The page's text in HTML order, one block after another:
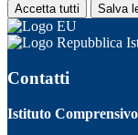
Accetta tutti Salva
Contatti
Istituto